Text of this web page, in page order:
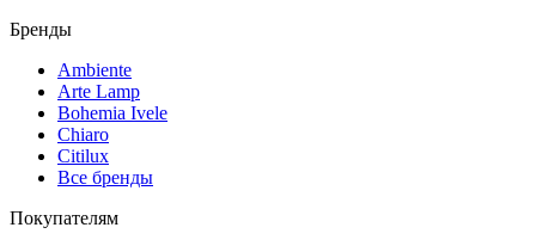
Бренды
Ambiente
Arte Lamp
Bohemia Ivele
Chiaro
Citilux
Все бренды
Покупателям